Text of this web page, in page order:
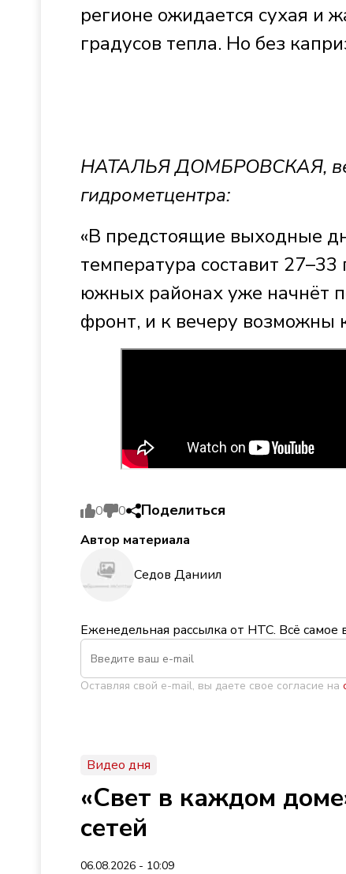
регионе ожидается сухая и
градусов тепла. Но без
НАТАЛЬЯ ДОМБРОВСКАЯ,
гидрометцентра:
«В предстоящие выходные
температура составит
южных районах уже начнёт
фронт, и к вечеру возможны
0 0 Поделиться
Автор материала
Седов Даниил
Еженедельная рассылка от НТС. Всё
Оставляя свой e-mail, вы даете свое согласие на
Видео дня
«Свет в каждом
сетей
06.08.2026 - 10:09